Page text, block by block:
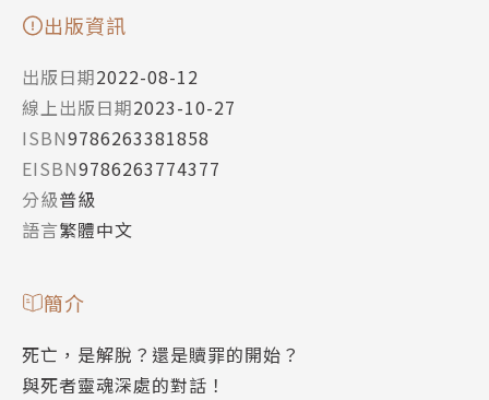
出版資訊
出版日期2022-08-12
線上出版日期2023-10-27
ISBN9786263381858
EISBN9786263774377
分級普級
語言繁體中文
簡介
死亡，是解脫？還是贖罪的開始？
與死者靈魂深處的對話！